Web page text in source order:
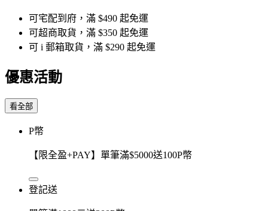
可宅配到府，滿 $490 起免運
可超商取貨，滿 $350 起免運
可 i 郵箱取貨，滿 $290 起免運
優惠活動
看全部
P幣
【限全盈+PAY】單筆滿$5000送100P幣
登記送